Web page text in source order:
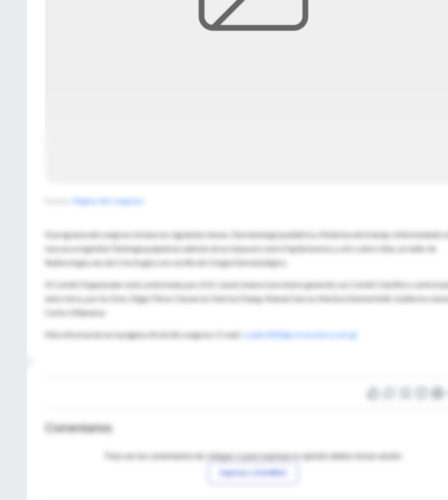
Página del congreso
El programa del congreso incluye los siguientes temas: Dermatología pediátrica, Medicina del trabajo, Enfermedades
mucosa orogenital, Patología palpebral, además de un simposio sobre Papilomavirus y otro sobre Uñas, un taller de
Radiocirugía, uno de Criocirugía y un cursillo de Cirugía Dermatológica.
El Comité Organizador está conformado por el Dr. Lionel Linares (secretario general) y un Comité Científico
entre otros, por los Dres. Edgar Pérez Chavarría, Patricia Chang, Manuel García, Maritza Kimmerfeldt, Guillermo
Carlos Villanueva.
Más información en la página oficial del congreso. E-mail: ccader2002@correo.terra.com.gt
Comentarios
Para ver los comentarios de colegas o para expresar tu opinión debes iniciar sesión
Ingresar a IntraMed